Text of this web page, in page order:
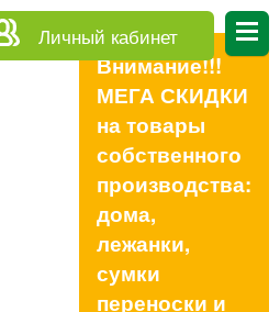
Личный кабинет
Внимание!!!
МЕГА СКИДКИ
на товары
собственного
производства:
дома,
лежанки,
сумки
переноски и